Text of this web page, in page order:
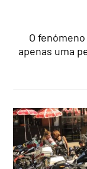
O
apenas uma